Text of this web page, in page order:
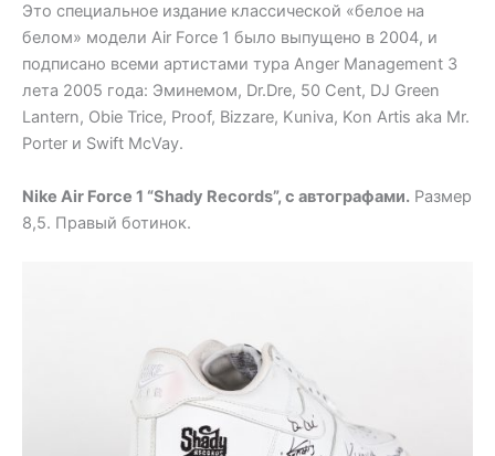
Это специальное издание классической «белое на
белом» модели Air Force 1 было выпущено в 2004, и
подписано всеми артистами тура Anger Management 3
лета 2005 года: Эминемом, Dr.Dre, 50 Cent, DJ Green
Lantern, Obie Trice, Proof, Bizzare, Kuniva, Kon Artis aka Mr.
Porter и Swift McVay.
Nike Air Force 1 “Shady Records”, с автографами. Размер
8,5. Правый ботинок.